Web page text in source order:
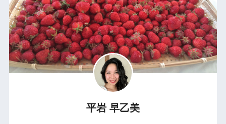
平岩 早乙美